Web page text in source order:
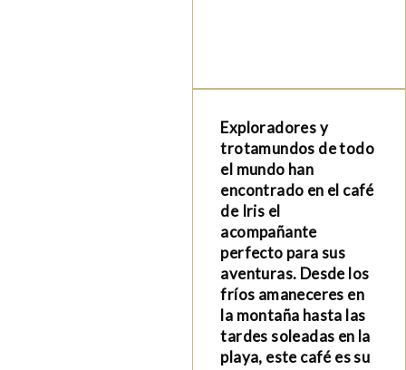
Exploradores y
trotamundos de todo
el mundo han
encontrado en el café
de Iris el
acompañante
perfecto para sus
aventuras. Desde los
fríos amaneceres en
la montaña hasta las
tardes soleadas en la
playa, este café es su